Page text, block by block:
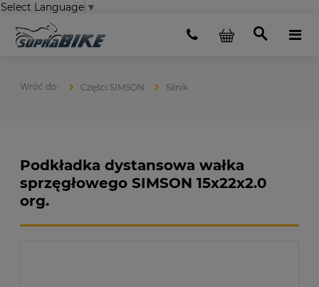
Select Language ▼
Części SIMSON Silnik
Podkładka dystansowa wałka
sprzęgłowego SIMSON 15x22x2.0
org.